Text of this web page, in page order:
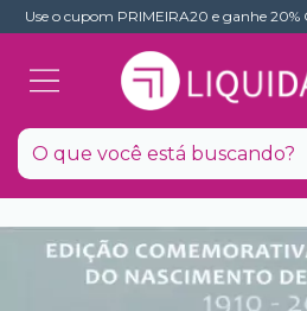
Use o cupom PRIMEIRA20 e ganhe